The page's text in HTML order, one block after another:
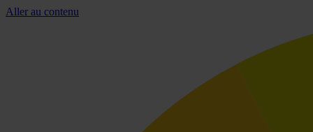
Aller au contenu